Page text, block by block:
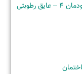
کتاب نازک کاری ساختمان – پودمان 4 – عایق رطوبتی